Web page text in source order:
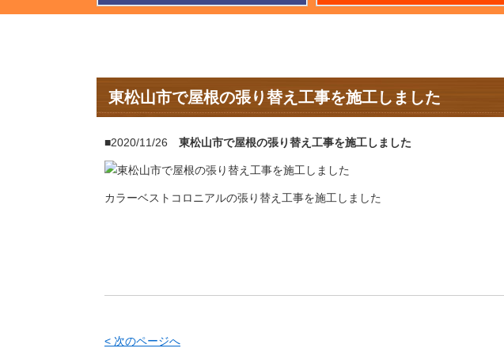
東松山市で屋根の張り替え工事を施工しました
■2020/11/26 東松山市で屋根の張り替え工事を施工しました
カラーベストコロニアルの張り替え工事を施工しました
< 次のページへ